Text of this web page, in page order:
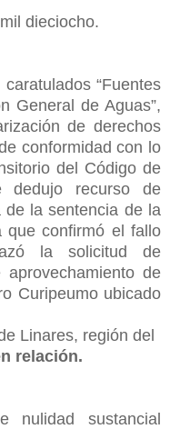
dieciocho.
“Fuentes
General de Aguas”,
de derechos
conformidad con lo
del Código de
dedujo recurso de
la sentencia de la
que confirmó el fallo
la solicitud de
de
Curipeumo ubicado
Linares, región del
relación.
nulidad sustancial